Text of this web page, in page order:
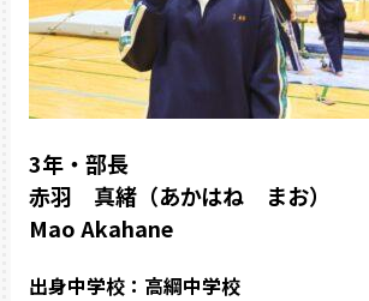
3年・部長
赤羽 真緒（あかはね まお）
Mao Akahane
出身中学校：高綱中学校